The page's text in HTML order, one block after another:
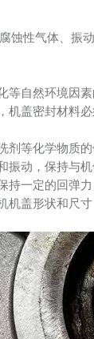
蚀性气体、振
自然环境因
机盖密封材料
等化学物质
动，保持与机
一定的回弹
盖形状和尺寸